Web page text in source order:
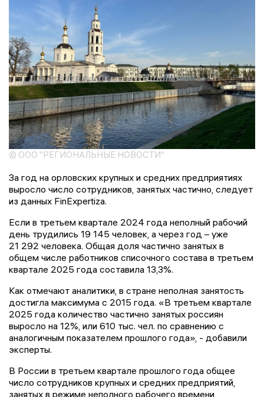
© ООО "РЕГИОНАЛЬНЫЕ НОВОСТИ"
За год на орловских крупных и средних предприятиях
выросло число сотрудников, занятых частично, следует
из данных FinExpertiza.
Если в третьем квартале 2024 года неполный рабочий
день трудились 19 145 человек, а через год – уже
21 292 человека. Общая доля частично занятых в
общем числе работников списочного состава в третьем
квартале 2025 года составила 13,3%.
Как отмечают аналитики, в стране неполная занятость
достигла максимума с 2015 года. «В третьем квартале
2025 года количество частично занятых россиян
выросло на 12%, или 610 тыс. чел. по сравнению с
аналогичным показателем прошлого года», - добавили
эксперты.
В России в третьем квартале прошлого года общее
число сотрудников крупных и средних предприятий,
занятых в режиме неполного рабочего времени,